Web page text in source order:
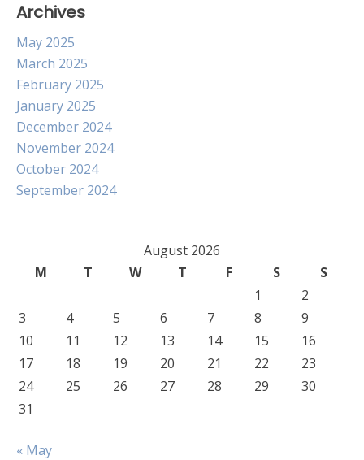
Archives
May 2025
March 2025
February 2025
January 2025
December 2024
November 2024
October 2024
September 2024
August 2026
M
T W T F S
S
1
2
3
4 5 6 7 8
9
10
11 12 13 14 15
16
17
18 19 20 21 22
23
24
25 26 27 28 29
30
31
« May